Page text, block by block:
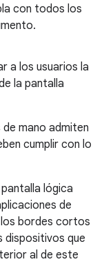
con todos los
a los usuarios la
la pantalla
mano admiten
cumplir con lo
lógica
de
bordes cortos
dispositivos que
al de este